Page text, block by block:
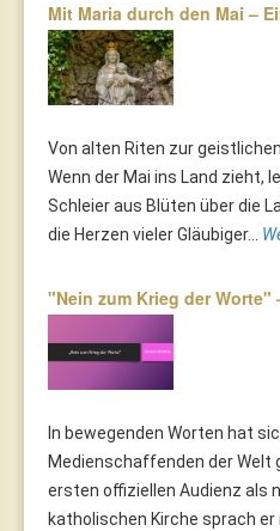
Mit Maria durch den Mai –
Von alten Riten zur
Wenn der Mai ins Land zieht,
Schleier aus Blüten über die
die Herzen vieler Gläubiger...
"Nein zum Krieg der Worte"
In bewegenden Worten hat
Medienschaffenden der Welt
ersten offiziellen Audienz als
katholischen Kirche sprach er